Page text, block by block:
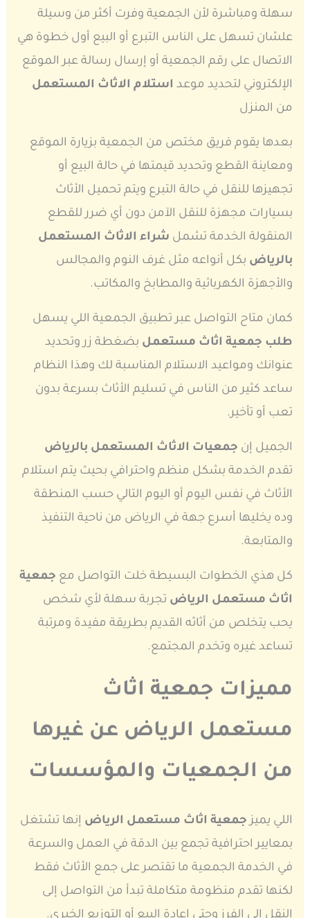
سهلة ومباشرة لأن الجمعية وفرت أكثر من وسيلة
علشان تسهل على الناس التبرع أو البيع أول خطوة هي
الاتصال على رقم الجمعية أو إرسال رسالة عبر الموقع
الإلكتروني لتحديد موعد استلام الاثاث المستعمل
من المنزل
بعدها يقوم فريق مختص من الجمعية بزيارة الموقع
ومعاينة القطع وتحديد قيمتها في حالة البيع أو
تجهيزها للنقل في حالة التبرع ويتم تحميل الأثاث
بسيارات مجهزة للنقل الآمن دون أي ضرر للقطع
المنقولة الخدمة تشمل شراء الاثاث المستعمل
بالرياض بكل أنواعه مثل غرف النوم والمجالس
والأجهزة الكهربائية والمطابخ والمكاتب.
كمان متاح التواصل عبر تطبيق الجمعية اللي يسهل
طلب جمعية اثاث مستعمل بضغطة زر وتحديد
عنوانك ومواعيد الاستلام المناسبة لك وهذا النظام
ساعد كثير من الناس في تسليم الأثاث بسرعة بدون
تعب أو تأخير.
الجميل إن جمعيات الاثاث المستعمل بالرياض
تقدم الخدمة بشكل منظم واحترافي بحيث يتم استلام
الأثاث في نفس اليوم أو اليوم التالي حسب المنطقة
وده يخليها أسرع جهة في الرياض من ناحية التنفيذ
والمتابعة.
كل هذي الخطوات البسيطة خلت التواصل مع جمعية
اثاث مستعمل الرياض تجربة سهلة لأي شخص
يحب يتخلص من أثاثه القديم بطريقة مفيدة ومرتبة
تساعد غيره وتخدم المجتمع.
مميزات جمعية اثاث
مستعمل الرياض عن غيرها
من الجمعيات والمؤسسات
اللي يميزجمعية اثاث مستعمل الرياض إنها تشتغل
بمعايير احترافية تجمع بين الدقة في العمل والسرعة
في الخدمة الجمعية ما تقتصر على جمع الأثاث فقط
لكنها تقدم منظومة متكاملة تبدأ من التواصل إلى